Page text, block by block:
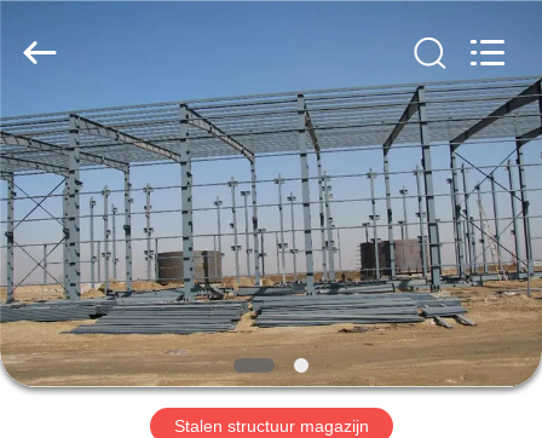
HUIS
PRODUCTEN
VIDEO'S
VR
-
Fabrication
Reserved.
Stalen structuur magazijn